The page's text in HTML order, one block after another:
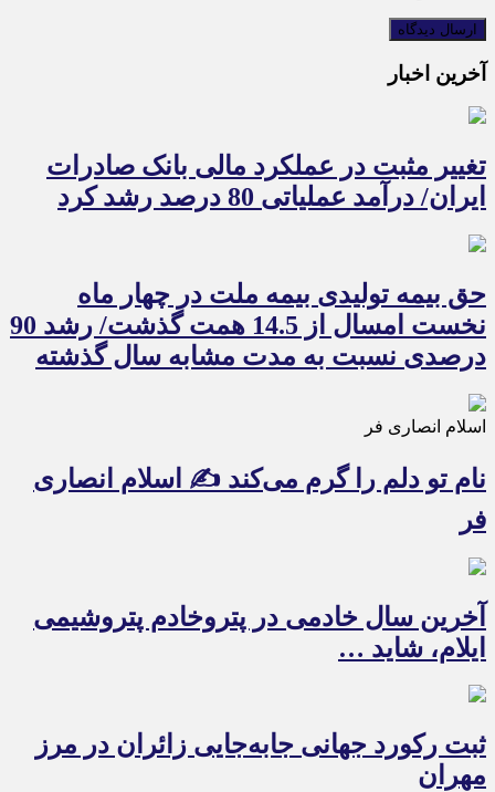
آخرین اخبار
تغییر مثبت در عملکرد مالی بانک صادرات
ایران/ درآمد عملیاتی 80 درصد رشد کرد
حق بیمه تولیدی بیمه ملت در چهار ماه
نخست امسال از 14.5 همت گذشت/ رشد 90
درصدی نسبت به مدت مشابه سال گذشته
اسلام انصاری فر
نام تو دلم را گرم می‌کند ✍️ اسلام انصاری
فر
آخرین سال خادمی در پتروخادم پتروشیمی
ایلام، شاید …
ثبت رکورد جهانی جابه‌جایی زائران در مرز
مهران